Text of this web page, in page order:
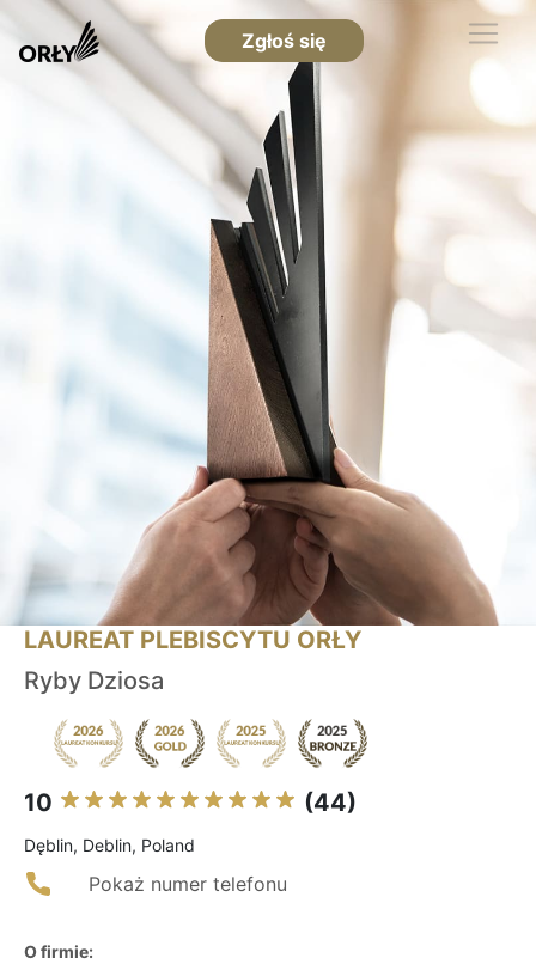
Zgłoś się
LAUREAT PLEBISCYTU ORŁY
Ryby Dziosa
10 (44)
Dęblin, Deblin, Poland
Pokaż numer telefonu
O firmie: